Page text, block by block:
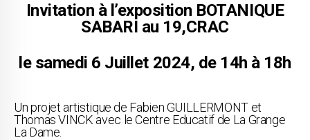
Invitation à l’exposition BOTANIQUE
SABARI au 19,CRAC
le samedi 6 Juillet 2024, de 14h à 18h
Un projet artistique de Fabien GUILLERMONT et
Thomas VINCK avec le Centre Educatif de La Grange
La Dame.